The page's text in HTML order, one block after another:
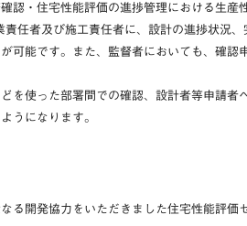
認・住宅性能評価の進捗管理における生産
任者及び施工責任者に、設計の進捗状況
可能です。また、監督者においても、確
を使った部署間での確認、設計者等申請
うになります。
る開発協力をいただきました住宅性能評